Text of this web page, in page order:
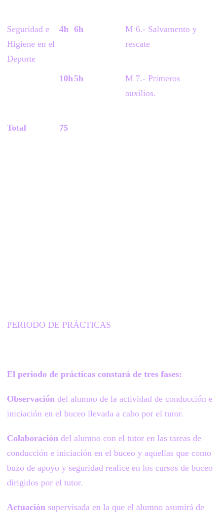
Seguridad e
Higiene en el
Deporte
4h 6h
M 6.- Salvamento y
rescate
10h5h
M 7.- Primeros
auxilios.
Total 75
PERIODO DE PRÁCTICAS
El periodo de prácticas constará de tres fases:
Observación del alumno de la actividad de conducción e
iniciación en el buceo llevada a cabo por el tutor.
Colaboración del alumno con el tutor en las tareas de
conducción e iniciación en el buceo y aquellas que como
buzo de apoyo y seguridad realice en los cursos de buceo
dirigidos por el tutor.
Actuación supervisada en la que el alumno asumirá de